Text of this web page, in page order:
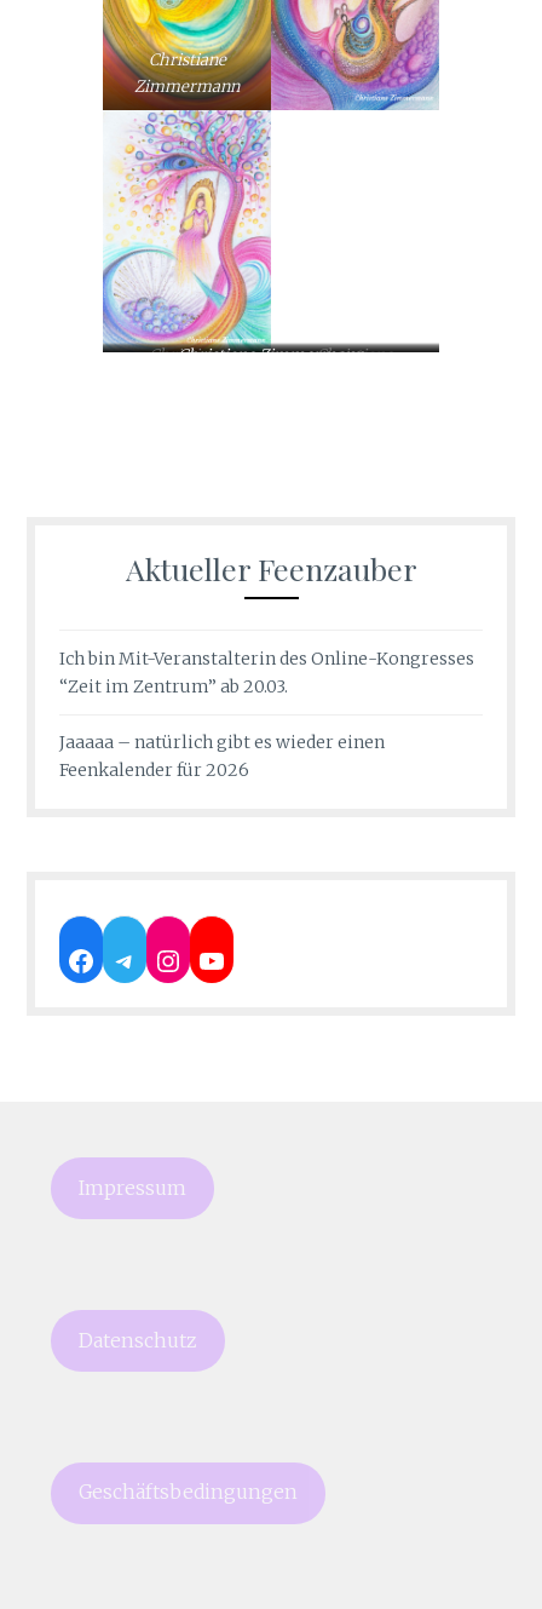
Christiane
Zimmermann
Christiane
Christiane
Christiane Zimmermann
Aktueller Feenzauber
Ich bin Mit-Veranstalterin des Online-Kongresses
“Zeit im Zentrum” ab 20.03.
Jaaaaa – natürlich gibt es wieder einen
Feenkalender für 2026
Facebook
Telegram
Instagram
YouTube
Impressum
Datenschutz
Geschäftsbedingungen